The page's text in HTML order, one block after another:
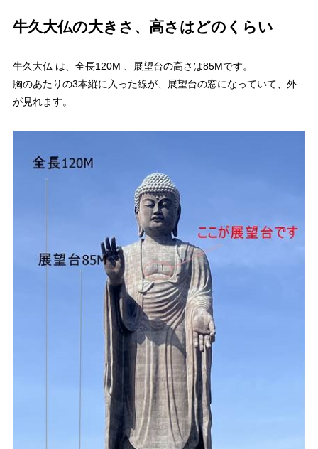
牛久大仏の大きさ、高さはどのくらい
牛久大仏 は、全長120M 、展望台の高さは85Mです。
胸のあたりの3本縦に入った線が、展望台の窓になっていて、外
が見れます。